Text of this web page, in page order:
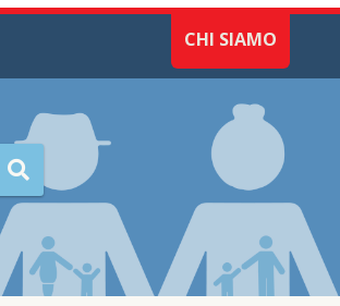
CHI SIAMO